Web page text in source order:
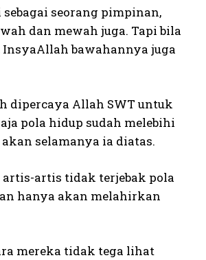
seorang pimpinan,
dan mewah juga. Tapi bila
bawahannya juga
dipercaya Allah SWT untuk
pola hidup sudah melebihi
selamanya ia diatas.
artis tidak terjebak pola
hanya akan melahirkan
mereka tidak tega lihat